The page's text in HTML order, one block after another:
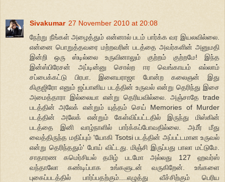
Sivakumar 27 November 2010 at 20:08
நேற்று நீங்கள் அழைத்தும் என்னால் படம் பார்க்க வர இயலவில்லை.
என்னை பொறுத்தவரை மற்றவரின் படத்தை அவர்களின் அனுமதி
இன்றி ஒரு ஸ்டில்லை உருவினாலும் குற்றம் குற்றமே! இந்த
இன்ஸ்பிரேசன் அப்டின்னு சொல்ற ஈர வெங்காயம் எல்லாம்
சப்பைக்கட்டு பிரபா. இளையராஜா போன்ற கலைஞன் இது
கிகுஜிரோ எனும் ஜப்பானிய படத்தின் உருவல் என்று தெரிந்து இசை
அமைத்தாரா இல்லையா என்று தெரியவில்லை. அஞ்சாதே trade
படத்தின் அலேக் என்றும் யுத்தம் செய் Memories of Murder
படத்தின் அலேக் என்றும் கேள்விப்பட்டதில் இருந்து மிஸ்கின்
படத்தை இனி வாழ்நாளில் பார்க்கப்போவதில்லை. அமீர் மீது
வைத்திருந்த மதிப்பும் 'யோகி Tsotsi படத்தின் அப்பட்டமான உருவல்
என்று தெரிந்ததும்' போய் விட்டது. மிஞ்சி இருப்பது பாலா மட்டுமே.
சாதாரண கமெர்சியல் தமிழ் படமோ அல்லது 127 ஹவர்ஸ்
வந்தாலோ கண்டிப்பாக உங்களுடன் வருகிறேன். உங்களை
புகைப்படத்தில் பார்ப்பதற்கும்....எழுத்து வீச்சிற்கும் பெரிய